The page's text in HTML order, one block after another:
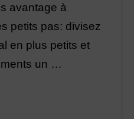
avantage à
petits pas: divisez
en plus petits et
un …